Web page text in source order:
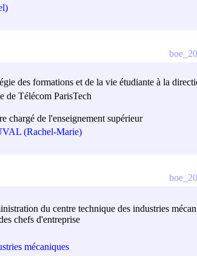
des formations et de la vie étudiante à la
de Télécom ParisTech
chargé de l'enseignement supérieur
(Rachel-Marie)
du centre technique des industries
chefs d'entreprise
mécaniques